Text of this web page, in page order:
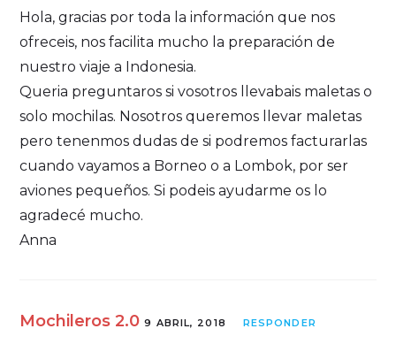
Hola, gracias por toda la información que nos
ofreceis, nos facilita mucho la preparación de
nuestro viaje a Indonesia.
Queria preguntaros si vosotros llevabais maletas o
solo mochilas. Nosotros queremos llevar maletas
pero tenenmos dudas de si podremos facturarlas
cuando vayamos a Borneo o a Lombok, por ser
aviones pequeños. Si podeis ayudarme os lo
agradecé mucho.
Anna
Mochileros 2.0 9 ABRIL, 2018 RESPONDER